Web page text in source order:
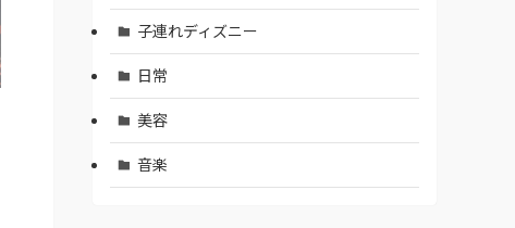
子連れディズニー
日常
美容
音楽